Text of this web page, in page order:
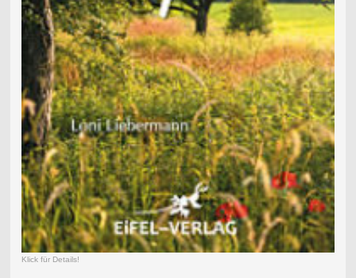
Klick für Details!